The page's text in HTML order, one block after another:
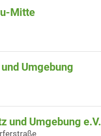
Mitte
Umgebung
und Umgebung e.V.